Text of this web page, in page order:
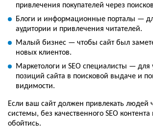
привлечения покупателей через
Блоги и информационные порталы —
аудитории и привлечения читателей.
Малый бизнес — чтобы сайт был
новых клиентов.
Маркетологи и SEO специалисты — для
позиций сайта в поисковой выдаче и
видимости.
Если ваш сайт должен привлекать людей
системы, без качественного SEO контента
обойтись.